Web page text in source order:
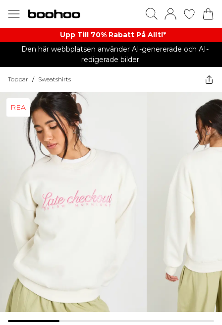
Upp Till 70% Rabatt På Allt!*
Den här webbplatsen använder AI-genererade och AI-
redigerade bilder.
Toppar / Sweatshirts
REA